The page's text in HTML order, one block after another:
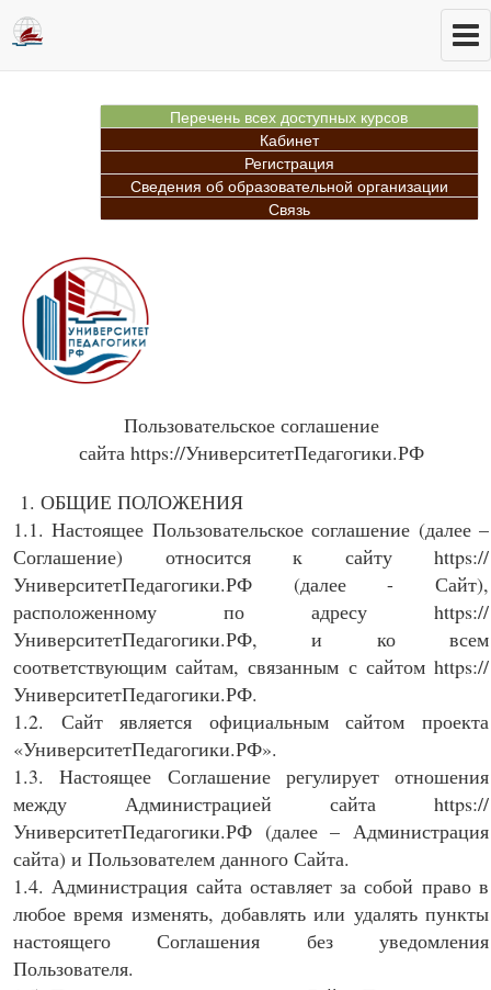
Перечень всех доступных курсов
Кабинет
Регистрация
Сведения об образовательной организации
Связь
Пользовательское соглашение
сайта https://УниверситетПедагогики.РФ
1. ОБЩИЕ ПОЛОЖЕНИЯ
1.1. Настоящее Пользовательское соглашение (далее –
Соглашение) относится к сайту https://
УниверситетПедагогики.РФ (далее - Сайт),
расположенному по адресу https://
УниверситетПедагогики.РФ, и ко всем
соответствующим сайтам, связанным с сайтом https://
УниверситетПедагогики.РФ.
1.2. Сайт является официальным сайтом проекта
«УниверситетПедагогики.РФ».
1.3. Настоящее Соглашение регулирует отношения
между Администрацией сайта https://
УниверситетПедагогики.РФ (далее – Администрация
сайта) и Пользователем данного Сайта.
1.4. Администрация сайта оставляет за собой право в
любое время изменять, добавлять или удалять пункты
настоящего Соглашения без уведомления
Пользователя.